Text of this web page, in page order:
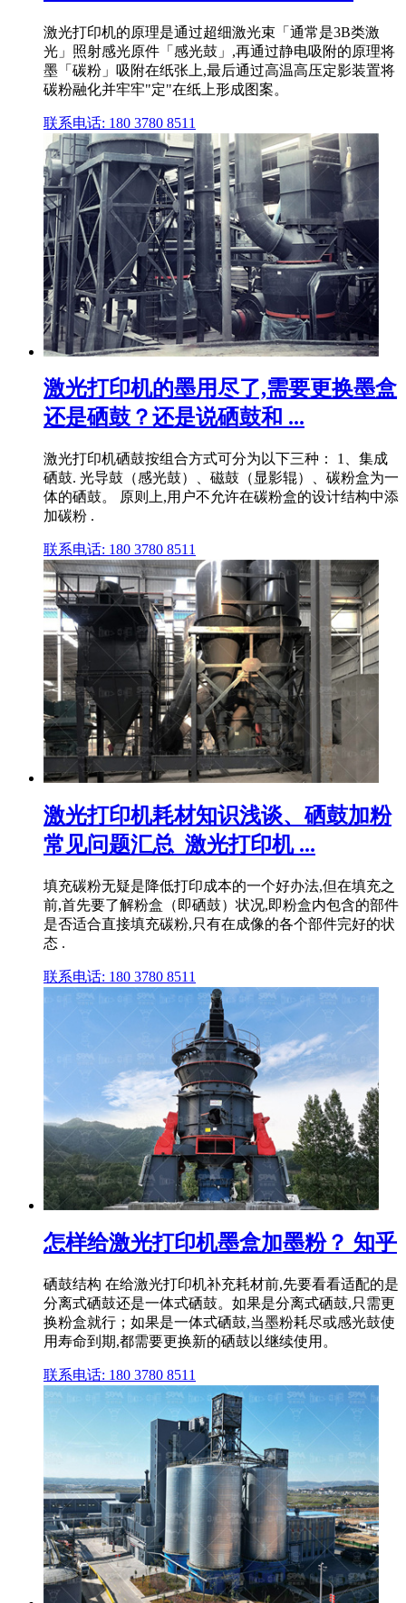
激光打印机的原理是通过超细激光束「通常是3B类激
光」照射感光原件「感光鼓」,再通过静电吸附的原理将
墨「碳粉」吸附在纸张上,最后通过高温高压定影装置将
碳粉融化并牢牢"定"在纸上形成图案。
联系电话: 180 3780 8511
激光打印机的墨用尽了,需要更换墨盒
还是硒鼓？还是说硒鼓和 ...
激光打印机硒鼓按组合方式可分为以下三种： 1、集成
硒鼓. 光导鼓（感光鼓）、磁鼓（显影辊）、碳粉盒为一
体的硒鼓。 原则上,用户不允许在碳粉盒的设计结构中添
加碳粉 .
联系电话: 180 3780 8511
激光打印机耗材知识浅谈、硒鼓加粉
常见问题汇总_激光打印机 ...
填充碳粉无疑是降低打印成本的一个好办法,但在填充之
前,首先要了解粉盒（即硒鼓）状况,即粉盒内包含的部件
是否适合直接填充碳粉,只有在成像的各个部件完好的状
态 .
联系电话: 180 3780 8511
怎样给激光打印机墨盒加墨粉？ 知乎
硒鼓结构 在给激光打印机补充耗材前,先要看看适配的是
分离式硒鼓还是一体式硒鼓。如果是分离式硒鼓,只需更
换粉盒就行；如果是一体式硒鼓,当墨粉耗尽或感光鼓使
用寿命到期,都需要更换新的硒鼓以继续使用。
联系电话: 180 3780 8511